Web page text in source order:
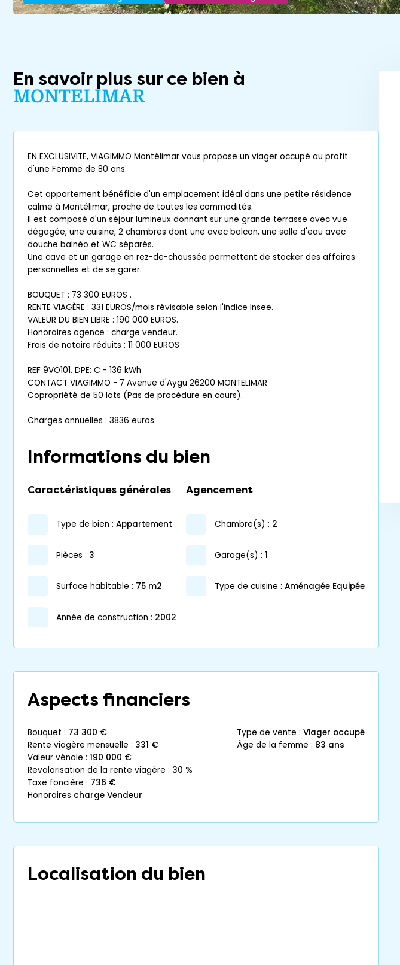
En savoir plus sur ce bien à
MONTELIMAR
EN EXCLUSIVITE, VIAGIMMO Montélimar vous propose un viager occupé au profit
d'une Femme de 80 ans.
Cet appartement bénéficie d'un emplacement idéal dans une petite résidence
calme à Montélimar, proche de toutes les commodités.
Il est composé d'un séjour lumineux donnant sur une grande terrasse avec vue
dégagée, une cuisine, 2 chambres dont une avec balcon, une salle d'eau avec
douche balnéo et WC séparés.
Une cave et un garage en rez-de-chaussée permettent de stocker des affaires
personnelles et de se garer.
BOUQUET : 73 300 EUROS .
RENTE VIAGÈRE : 331 EUROS/mois révisable selon l'indice Insee.
VALEUR DU BIEN LIBRE : 190 000 EUROS.
Honoraires agence : charge vendeur.
Frais de notaire réduits : 11 000 EUROS
REF 9VO101. DPE: C - 136 kWh
CONTACT VIAGIMMO - 7 Avenue d'Aygu 26200 MONTELIMAR
Copropriété de 50 lots (Pas de procédure en cours).
Charges annuelles : 3836 euros.
Informations du bien
Caractéristiques générales
type de bien : appartement
pièces : 3
surface habitable : 75 m2
année de construction : 2002
Agencement
chambre(s) : 2
garage(s) : 1
Type de cuisine : Aménagée Equipée
Aspects financiers
bouquet : 73 300 €
rente viagère mensuelle : 331 €
valeur vénale : 190 000 €
revalorisation de la rente viagère : 30 %
taxe foncière : 736 €
honoraires charge Vendeur
type de vente : Viager occupé
âge de la femme : 83 ans
Localisation du bien